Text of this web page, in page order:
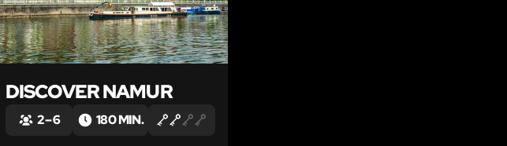
DISCOVER NAMUR
2 – 6 180 MIN.